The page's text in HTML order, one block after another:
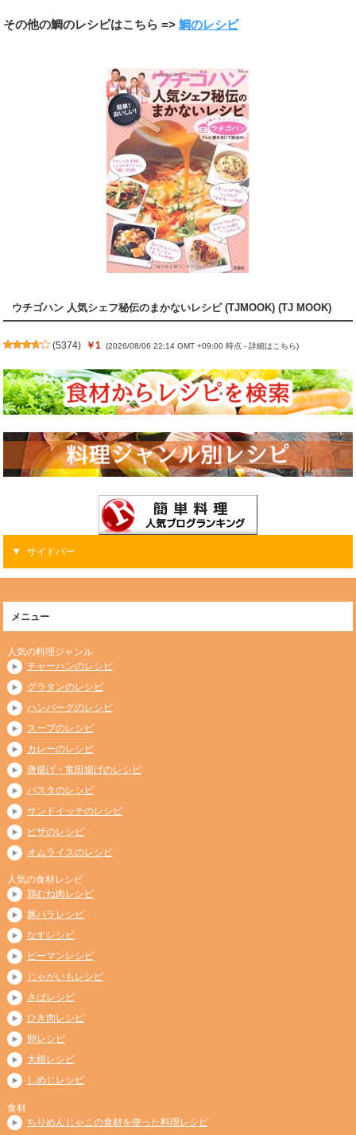
その他の鯛のレシピはこちら =>鯛のレシピ
ウチゴハン 人気シェフ秘伝のまかないレシピ (TJMOOK) (TJ MOOK)
(5374) ￥1 (2026/08/06 22:14 GMT +09:00 時点 -詳細はこちら)
サイドバー
メニュー
人気の料理ジャンル
チャーハンのレシピ
グラタンのレシピ
ハンバーグのレシピ
スープのレシピ
カレーのレシピ
唐揚げ・竜田揚げのレシピ
パスタのレシピ
サンドイッチのレシピ
ピザのレシピ
オムライスのレシピ
人気の食材レシピ
鶏むね肉レシピ
豚バラレシピ
なすレシピ
ピーマンレシピ
じゃがいもレシピ
さばレシピ
ひき肉レシピ
卵レシピ
大根レシピ
しめじレシピ
食材
ちりめんじゃこの食材を使った料理レシピ